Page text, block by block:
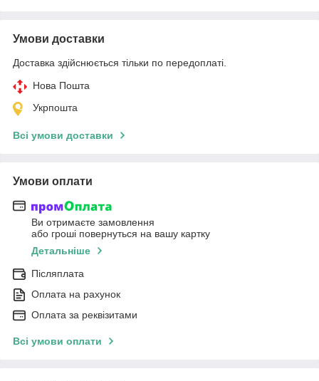
Умови доставки
Доставка здійснюється тільки по передоплаті.
Нова Пошта
Укрпошта
Всі умови доставки
Умови оплати
Ви отримаєте замовлення
або гроші повернуться на вашу картку
Детальніше
Післяплата
Оплата на рахунок
Оплата за реквізитами
Всі умови оплати